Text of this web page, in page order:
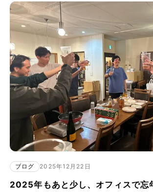
ブログ 2025年12月22日
2025年もあと少し、オフィスで忘